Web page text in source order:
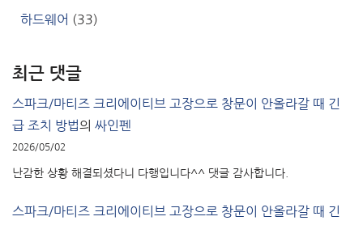
하드웨어 (33)
최근 댓글
스파크/마티즈 크리에이티브 고장으로 창문이 안올라갈 때 긴
급 조치 방법의 싸인펜
2026/05/02
난감한 상황 해결되셨다니 다행입니다^^ 댓글 감사합니다.
스파크/마티즈 크리에이티브 고장으로 창문이 안올라갈 때 긴